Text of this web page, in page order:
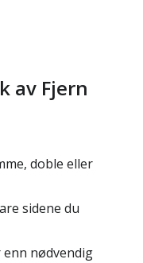
av Fjern
doble eller
sidene du
nødvendig